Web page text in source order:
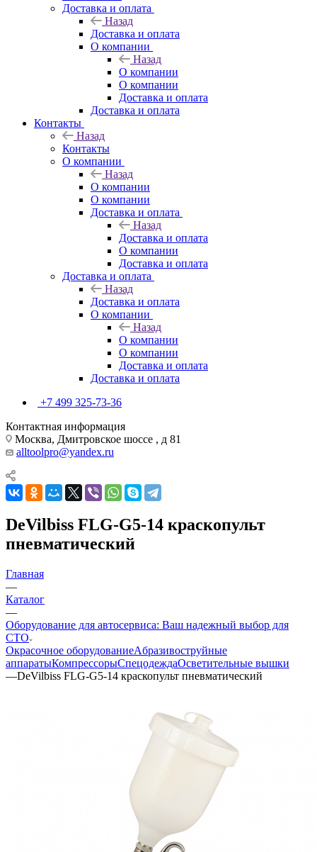
Доставка и оплата
Назад
Доставка и оплата
О компании
Назад
О компании
О компании
Доставка и оплата
Доставка и оплата
Контакты
Назад
Контакты
О компании
Назад
О компании
О компании
Доставка и оплата
Назад
Доставка и оплата
О компании
Доставка и оплата
Доставка и оплата
Назад
Доставка и оплата
О компании
Назад
О компании
О компании
Доставка и оплата
Доставка и оплата
+7 499 325-73-36
Контактная информация
Москва, Дмитровское шоссе , д 81
alltoolpro@yandex.ru
DeVilbiss FLG-G5-14 краскопульт
пневматический
Главная
—
Каталог
—
Оборудование для автосервиса: Ваш надежный выбор для
СТО
Окрасочное оборудованиеAбразивоструйные
аппаратыКомпрессорыСпецодеждаОсветительные вышки
—DeVilbiss FLG-G5-14 краскопульт пневматический